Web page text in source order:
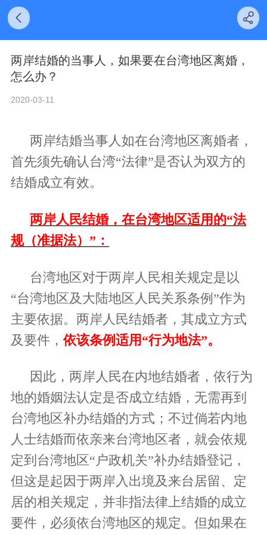
两岸结婚的当事人，如果要在台湾地区离婚，
怎么办？
2020-03-11
两岸结婚当事人如在台湾地区离婚者，
首先须先确认台湾“法律”是否认为双方的
结婚成立有效。
两岸人民结婚，在台湾地区适用的“法
规（准据法）”：
台湾地区对于两岸人民相关规定是以
“台湾地区及大陆地区人民关系条例”作为
主要依据。两岸人民结婚者，其成立方式
及要件，依该条例适用 “行为地法”。
因此，两岸人民在内地结婚者，依行为
地的婚姻法认定是否成立结婚，无需再到
台湾地区补办结婚的方式；不过倘若内地
人士结婚而依亲来台湾地区者，就会依规
定到台湾地区“户政机关”补办结婚登记，
但这是起因于两岸入出境及来台居留、定
居的相关规定，并非指法律上结婚的成立
要件，必须依台湾地区的规定。但如果在